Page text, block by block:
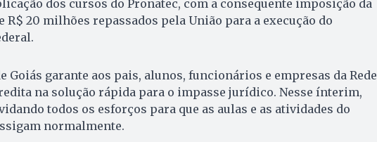
dos cursos do Pronatec, com a consequente imposição da
R$ 20 milhões repassados pela União para a execução do
Goiás garante aos pais, alunos, funcionários e empresas da Rede
na solução rápida para o impasse jurídico. Nesse ínterim,
todos os esforços para que as aulas e as atividades do
normalmente.